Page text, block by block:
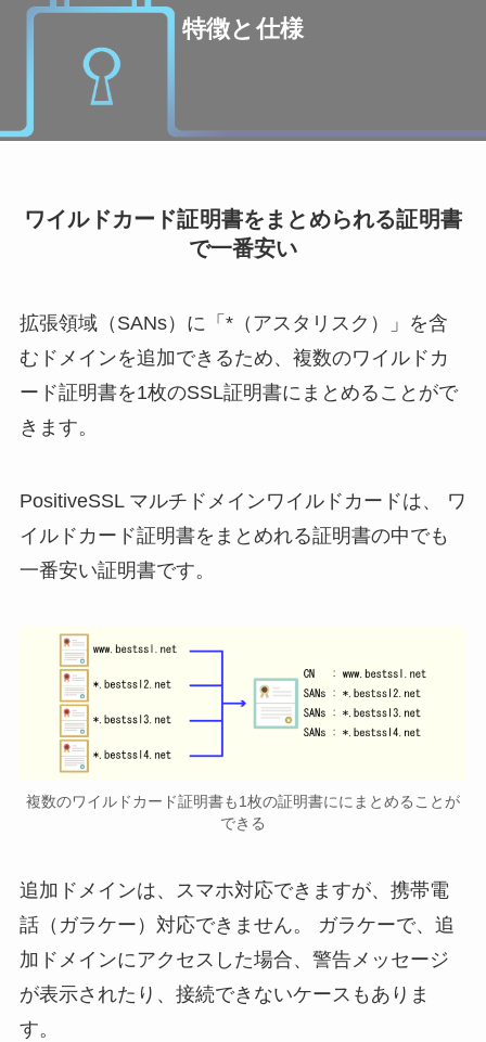
特徴と仕様
ワイルドカード証明書をまとめられる証明書
で一番安い
拡張領域（SANs）に「*（アスタリスク）」を含
むドメインを追加できるため、複数のワイルドカ
ード証明書を1枚のSSL証明書にまとめることがで
きます。
PositiveSSL マルチドメインワイルドカードは、 ワ
イルドカード証明書をまとめれる証明書の中でも
一番安い証明書です。
複数のワイルドカード証明書も1枚の証明書ににまとめることが
できる
追加ドメインは、スマホ対応できますが、携帯電
話（ガラケー）対応できません。 ガラケーで、追
加ドメインにアクセスした場合、警告メッセージ
が表示されたり、接続できないケースもありま
す。